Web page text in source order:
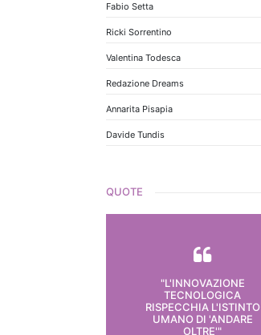
Fabio Setta
Ricki Sorrentino
Valentina Todesca
Redazione Dreams
Annarita Pisapia
Davide Tundis
QUOTE
"L'INNOVAZIONE
TECNOLOGICA
RISPECCHIA L'ISTINTO
UMANO DI 'ANDARE
OLTRE'"